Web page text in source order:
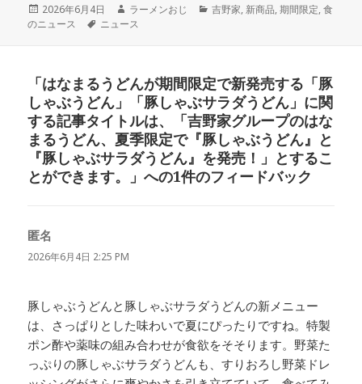
投
稿
2026年6月4日
作
成
ラーメンおじ
カ
吉野家, 新商品,期間限定,食
のニュース
タ
ニュース
「はなまるうどんが期間限定で新発売する「豚
しゃぶうどん」「豚しゃぶサラダうどん」に関
する記事タイトルは、「吉野家グループのはな
まるうどん、夏季限定で『豚しゃぶうどん』と
『豚しゃぶサラダうどん』を発売！」とするこ
とができます。」への1件のフィードバック
匿名
り:
2026年6月4日 2:25 PM
豚しゃぶうどんと豚しゃぶサラダうどんの新メニュー
は、さっぱりとした味わいで夏にぴったりですね。特製
ポン酢や薬味の組み合わせが食欲をそそります。野菜た
っぷりの豚しゃぶサラダうどんも、すりおろし野菜ドレ